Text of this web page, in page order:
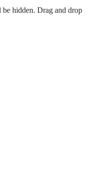
hidden. Drag and drop